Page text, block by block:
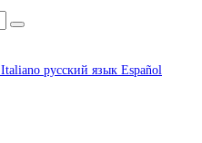
Italiano русский язык Español